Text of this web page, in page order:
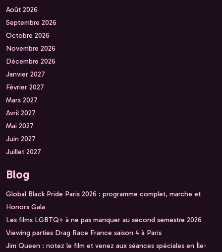
Août 2026
Septembre 2026
Octobre 2026
Novembre 2026
Décembre 2026
Janvier 2027
Février 2027
Mars 2027
Avril 2027
Mai 2027
Juin 2027
Juillet 2027
Blog
Global Black Pride Paris 2026 : programme complet, marche et
Honors Gala
Les films LGBTQ+ à ne pas manquer au second semestre 2026
Viewing parties Drag Race France saison 4 à Paris
Jim Queen : notez le film et venez aux séances spéciales en Île-